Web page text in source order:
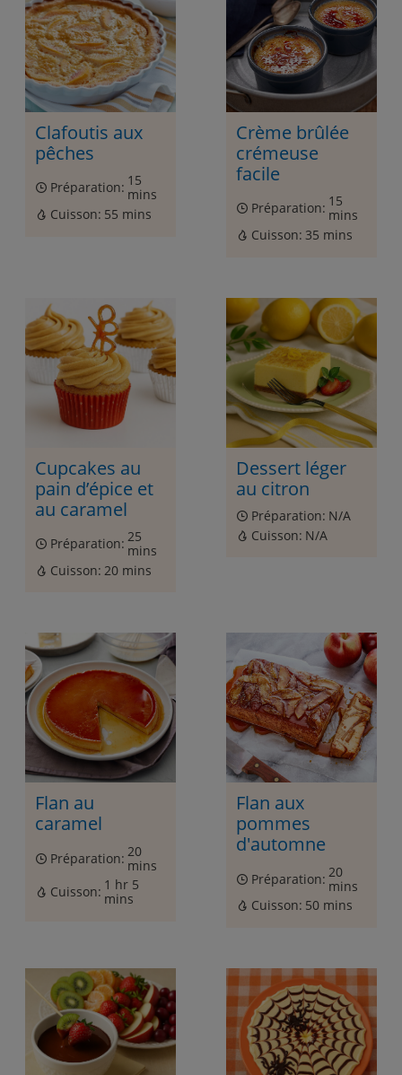
Clafoutis aux
pêches
Préparation: 15
mins
Cuisson: 55 mins
Crème brûlée
crémeuse
facile
Préparation: 15
mins
Cuisson: 35 mins
Cupcakes au
pain d’épice et
au caramel
Préparation: 25
mins
Cuisson: 20 mins
Dessert léger
au citron
Préparation: N/A
Cuisson: N/A
Flan au
caramel
Préparation: 20
mins
Cuisson: 1 hr 5
mins
Flan aux
pommes
d'automne
Préparation: 20
mins
Cuisson: 50 mins